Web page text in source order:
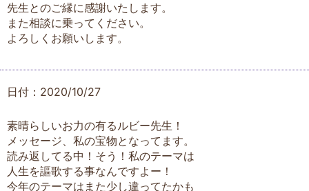
先生とのご縁に感謝いたします。
また相談に乗ってください。
よろしくお願いします。
日付：2020/10/27
素晴らしいお力の有るルビー先生！
メッセージ、私の宝物となってます。
読み返してる中！そう！私のテーマは
人生を謳歌する事なんですよー！
今年のテーマはまた少し違ってたかも